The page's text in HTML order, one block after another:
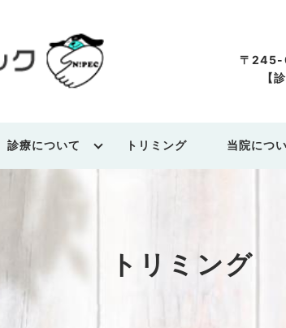
〒245-
【
診療について トリミング 当院につ
トリミング